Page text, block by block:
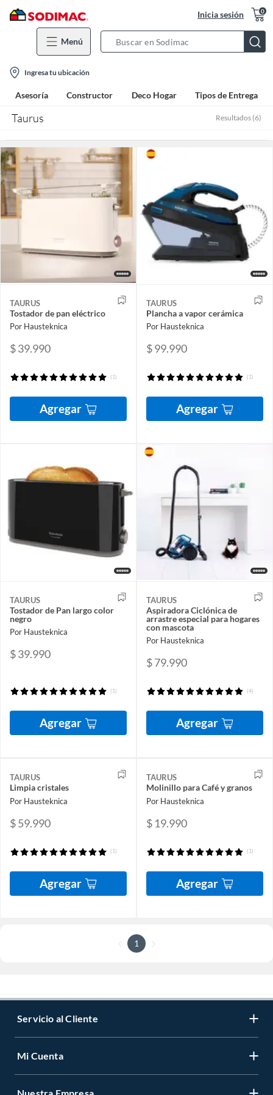
Inicia sesión 0
Menú
Bar
location-
icon
Ingresa tu ubicación
Asesoría Constructor Deco Hogar Tipos de Entrega
Taurus Resultados (6)
TAURUS
Tostador de pan eléctrico
Por Hausteknica
$ 39.990
(1)
Agregar
TAURUS
Plancha a vapor cerámica
Por Hausteknica
$ 99.990
(1)
Agregar
TAURUS
Tostador de Pan largo color
negro
Por Hausteknica
$ 39.990
(1)
Agregar
TAURUS
Aspiradora Ciclónica de
arrastre especial para hogares
con mascota
Por Hausteknica
$ 79.990
(4)
Agregar
TAURUS
Limpia cristales
Por Hausteknica
$ 59.990
(1)
Agregar
TAURUS
Molinillo para Café y granos
Por Hausteknica
$ 19.990
(1)
Agregar
1
Servicio al Cliente
Mi Cuenta
Nuestra Empresa